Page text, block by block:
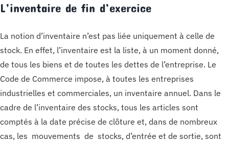
L’inventaire de fin d’exercice
La notion d’inventaire n’est pas liée uniquement à celle de
stock. En effet, l’inventaire est la liste, à un moment donné,
de tous les biens et de toutes les dettes de l’entreprise. Le
Code de Commerce impose, à toutes les entreprises
industrielles et commerciales, un inventaire annuel. Dans le
cadre de l’inventaire des stocks, tous les articles sont
comptés à la date précise de clôture et, dans de nombreux
cas, les mouvements de stocks, d’entrée et de sortie, sont